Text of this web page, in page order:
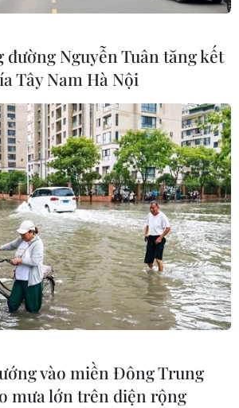
đường Nguyễn Tuân tăng kết
Tây Nam Hà Nội
vào miền Đông Trung
mưa lớn trên diện rộng